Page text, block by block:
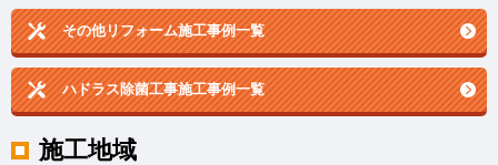
その他リフォーム施工事例一覧
ハドラス除菌工事施工事例一覧
施工地域